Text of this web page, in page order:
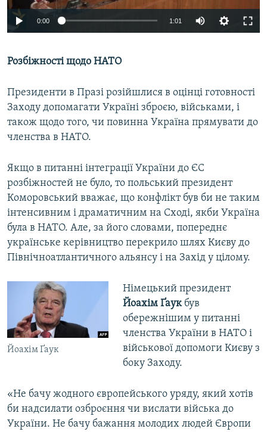
0:00 1:01
Розбіжності щодо НАТО
Президенти в Празі розійшлися в оцінці готовності
Заходу допомагати Україні зброєю, військами, і
також щодо того, чи повинна Україна прямувати до
членства в НАТО.
Якщо в питанні інтеграції України до ЄС
розбіжностей не було, то польський президент
Коморовський вважає, що конфлікт був би не таким
інтенсивним і драматичним на Сході, якби Україна
була в НАТО. Але, за його словами, попереднє
українське керівництво перекрило шлях Києву до
Північноатлантичного альянсу і на Захід у цілому.
Йоахім Ґаук
Німецький президент
Йоахім Ґаукбув
обережнішим у питанні
членства України в НАТО і
військової допомоги Києву з
боку Заходу.
«Не бачу жодного європейського уряду, який хотів
би надсилати озброєння чи вислати війська до
України. Не бачу бажання молодих людей Європи